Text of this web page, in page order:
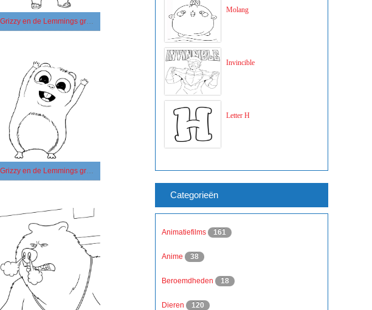
Grizzy en de Lemmings gratis afdrukbaar eenvoudig
Grizzy en de Lemmings gratis basis
Molang
Invincible
Letter H
Categorieën
Animatiefilms 161
Anime 38
Beroemdheden 18
Dieren 120